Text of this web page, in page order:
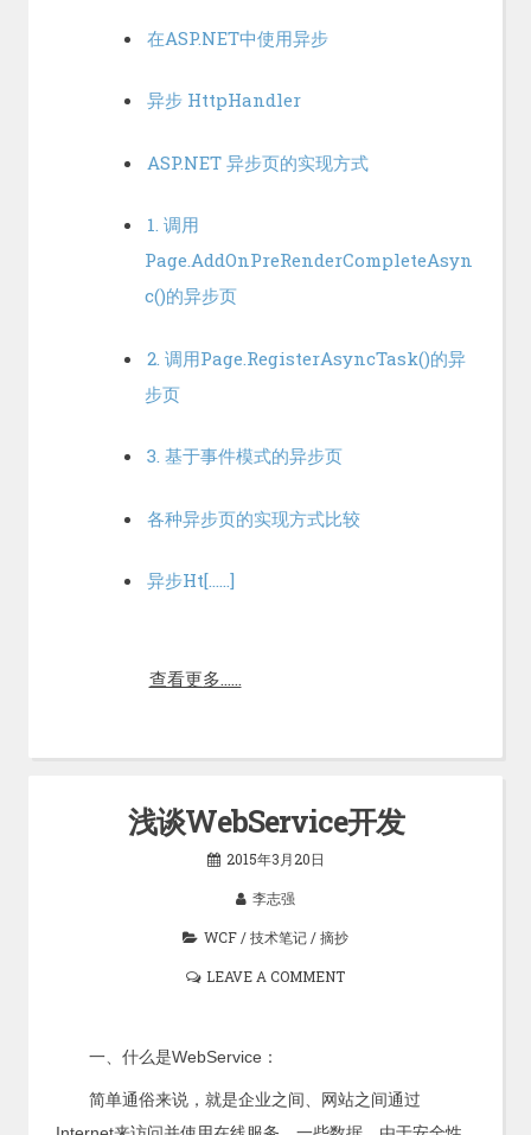
在ASP.NET中使用异步
异步 HttpHandler
ASP.NET 异步页的实现方式
1. 调用
Page.AddOnPreRenderCompleteAsyn
c()的异步页
2. 调用Page.RegisterAsyncTask()的异
步页
3. 基于事件模式的异步页
各种异步页的实现方式比较
异步Ht[……]
查看更多……
浅谈WebService开发
2015年3月20日
李志强
WCF /技术笔记 /摘抄
LEAVE A COMMENT
一、什么是WebService：
简单通俗来说，就是企业之间、网站之间通过